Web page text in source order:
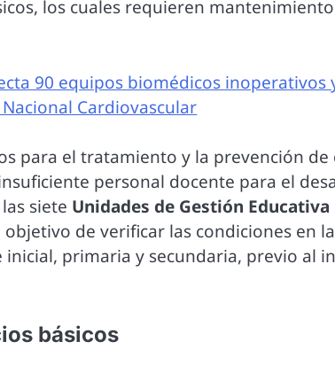
los cuales requieren
90 equipos biomédicos inoperativos
Cardiovascular
para el tratamiento y la prevención de
personal docente para el
siete Unidades de Gestión Educativa
de verificar las condiciones en
primaria y secundaria, previo al
básicos